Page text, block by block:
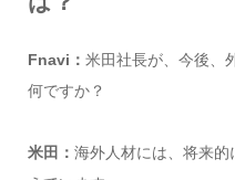
Fnavi： 米田社長が、今後、
何ですか？
米田： 海外人材には、将来